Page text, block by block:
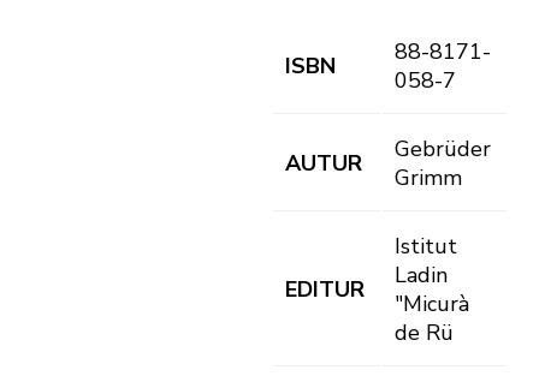
ISBN
88-8171-
058-7
AUTUR
Gebrüder
Grimm
EDITUR
Istitut
Ladin
"Micurà
de Rü